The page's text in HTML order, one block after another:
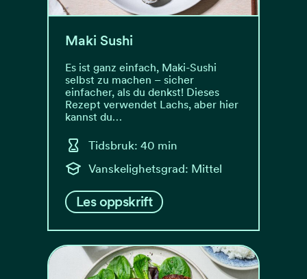
Maki Sushi
Es ist ganz einfach, Maki-Sushi
selbst zu machen – sicher
einfacher, als du denkst! Dieses
Rezept verwendet Lachs, aber hier
kannst du…
Tidsbruk: 40 min
Vanskelighetsgrad: Mittel
Les oppskrift